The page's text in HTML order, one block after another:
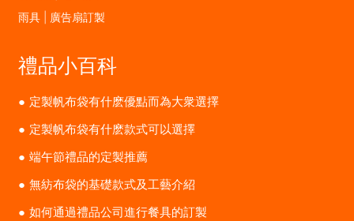
雨具 | 廣告扇訂製
禮品小百科
定製帆布袋有什麽優點而為大衆選擇
定製帆布袋有什麽款式可以選擇
端午節禮品的定製推薦
無紡布袋的基礎款式及工藝介紹
如何通過禮品公司進行餐具的訂製